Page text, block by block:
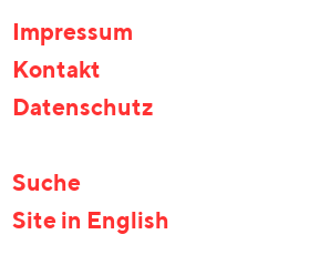
Impressum
Kontakt
Datenschutz
Suche
Site in English